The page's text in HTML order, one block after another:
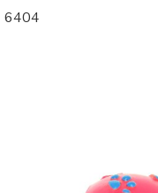
6404